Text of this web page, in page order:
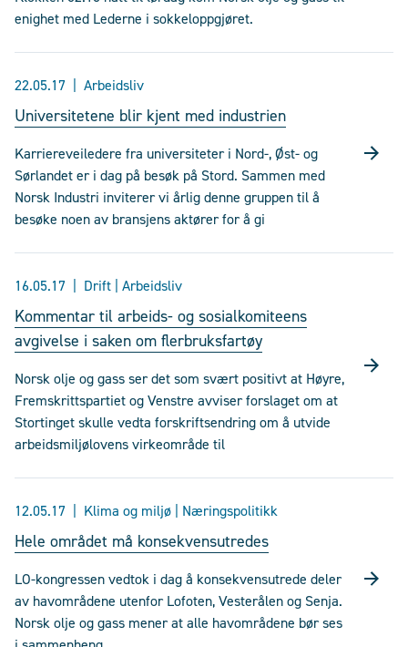
enighet med Lederne i sokkeloppgjøret.
22.05.17 Arbeidsliv
Universitetene blir kjent med industrien
Karriereveiledere fra universiteter i Nord-, Øst- og
Sørlandet er i dag på besøk på Stord. Sammen med
Norsk Industri inviterer vi årlig denne gruppen til å
besøke noen av bransjens aktører for å gi
16.05.17 Drift | Arbeidsliv
Kommentar til arbeids- og sosialkomiteens
avgivelse i saken om flerbruksfartøy
Norsk olje og gass ser det som svært positivt at Høyre,
Fremskrittspartiet og Venstre avviser forslaget om at
Stortinget skulle vedta forskriftsendring om å utvide
arbeidsmiljølovens virkeområde til
12.05.17 Klima og miljø | Næringspolitikk
Hele området må konsekvensutredes
LO-kongressen vedtok i dag å konsekvensutrede deler
av havområdene utenfor Lofoten, Vesterålen og Senja.
Norsk olje og gass mener at alle havområdene bør ses